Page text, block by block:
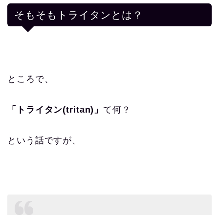
そもそもトライタンとは？
ところで、
「トライタン(tritan)」 て何？
という話ですが、